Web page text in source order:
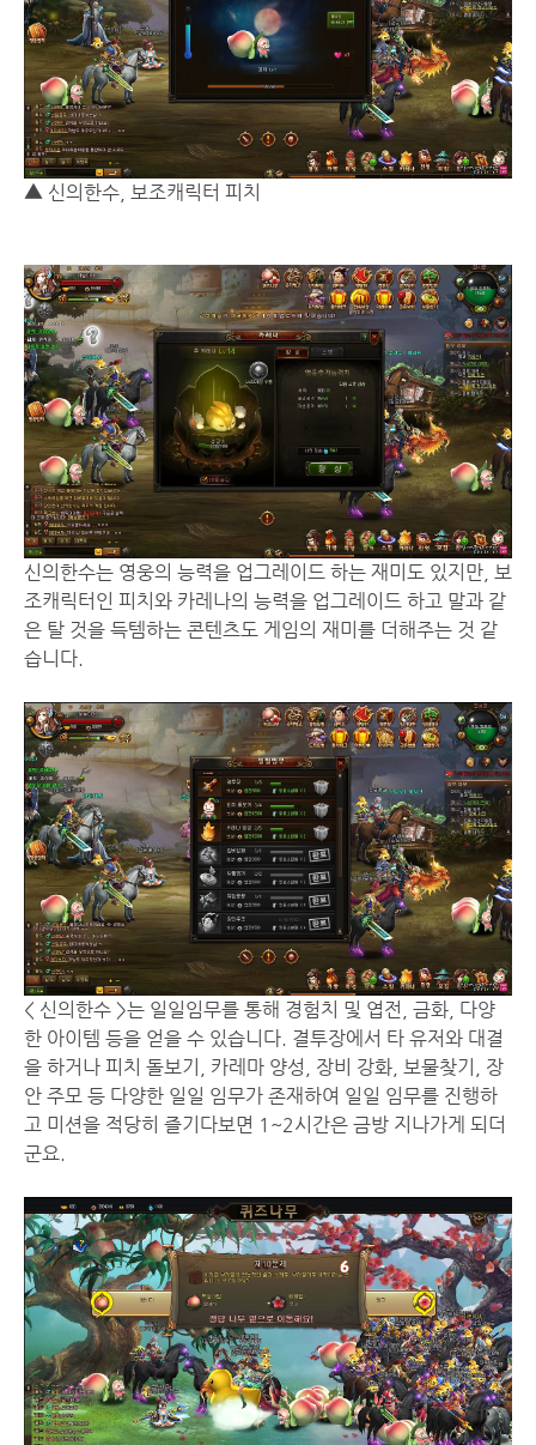
▲ 신의한수, 보조캐릭터 피치
신의한수는 영웅의 능력을 업그레이드 하는 재미도 있지만, 보
조캐릭터인 피치와 카레나의 능력을 업그레이드 하고 말과 같
은 탈 것을 득템하는 콘텐츠도 게임의 재미를 더해주는 것 같
습니다.
< 신의한수 >는 일일임무를 통해 경험치 및 엽전, 금화, 다양
한 아이템 등을 얻을 수 있습니다. 결투장에서 타 유저와 대결
을 하거나 피치 돌보기, 카레마 양성, 장비 강화, 보물찾기, 장
안 주모 등 다양한 일일 임무가 존재하여 일일 임무를 진행하
고 미션을 적당히 즐기다보면 1~2시간은 금방 지나가게 되더
군요.